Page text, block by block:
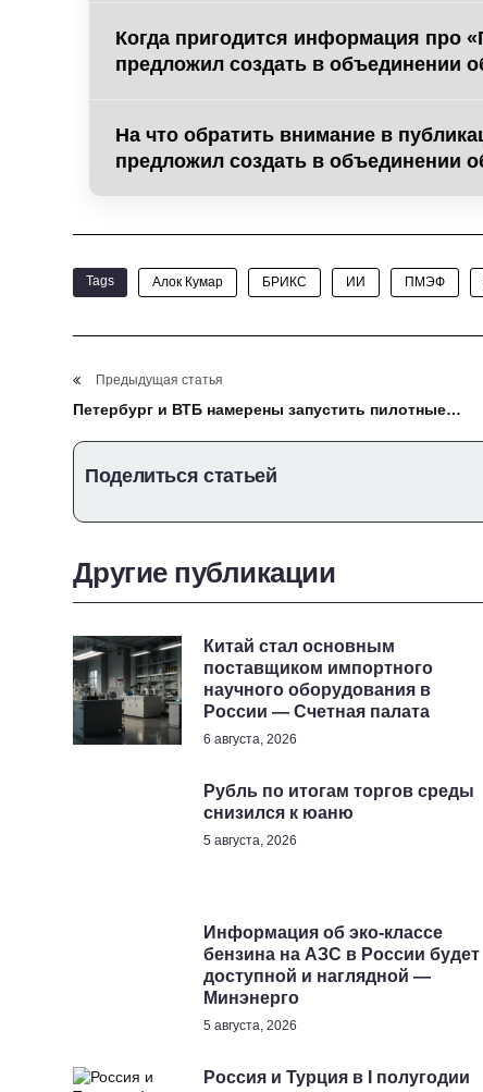
Когда пригодится информация про
предложил создать в объединении
На что обратить внимание в
предложил создать в объединении
Tags Алок Кумар БРИКС ИИ ПМЭФ
Предыдущая статья
Петербург и ВТБ намерены запустить пилотные
Поделиться статьей
Другие публикации
Китай стал основным
поставщиком импортного
научного оборудования в
России — Счетная палата
6 августа, 2026
Рубль по итогам торгов среды
снизился к юаню
5 августа, 2026
Информация об эко-классе
бензина на АЗС в России будет
доступной и наглядной —
Минэнерго
5 августа, 2026
Россия и Турция в I полугодии